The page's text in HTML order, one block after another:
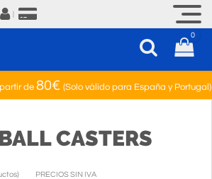
0
de 80€ (Solo válido para España y Portugal)
CASTERS
PRECIOS SIN IVA